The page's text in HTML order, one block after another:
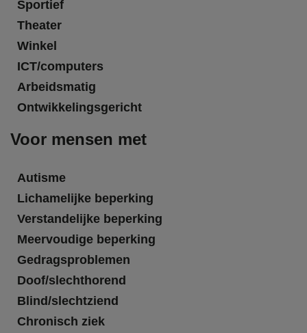
Sportief
Theater
Winkel
ICT/computers
Arbeidsmatig
Ontwikkelingsgericht
Voor mensen met
Autisme
Lichamelijke beperking
Verstandelijke beperking
Meervoudige beperking
Gedragsproblemen
Doof/slechthorend
Blind/slechtziend
Chronisch ziek